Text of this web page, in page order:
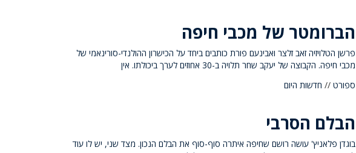
הברומטר של מכבי חיפה
פרשן הטלויזיה זאב זלצר ואבינעם פורת כותבים ביחד על הכישרון ההולנדי-סורינאמי של
מכבי חיפה. הקבוצה של יעקב שחר תלויה ב-30 אחוזים לערך ביכולתו. אין
ספורט // חדשות היום
הבלם הסרבי
בוגדן פלאניץ' עושה רושם שחיפה איתרה סוף-סוף את הבלם הנכון. מצד שני, יש לו עוד